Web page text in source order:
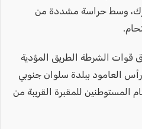
وسط حراسة مشددة من
قوات الشرطة الطريق المؤدية
العامود ببلدة سلوان جنوبي
للمقبرة القريبة من